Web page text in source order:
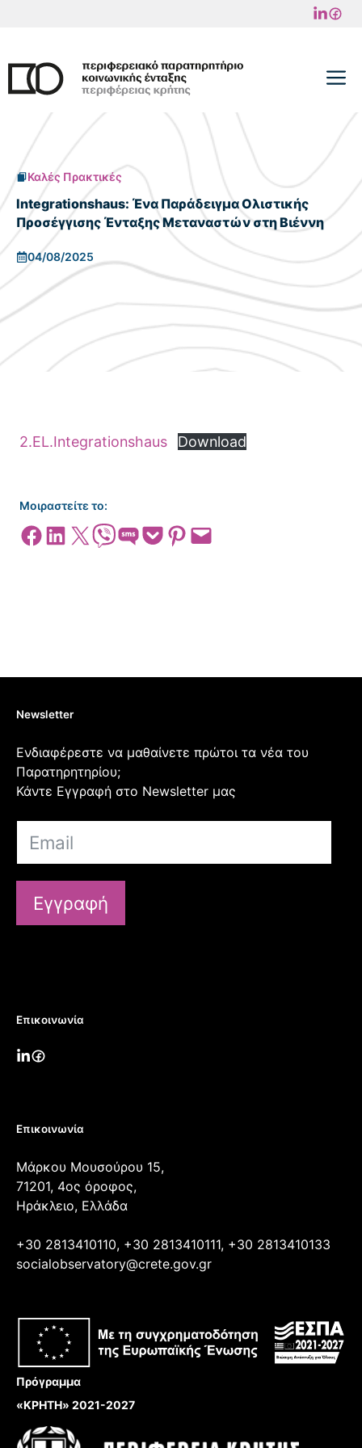
περιεχόμενο
Καλές Πρακτικές
Integrationshaus: Ένα Παράδειγμα Ολιστικής
Προσέγγισης Ένταξης Μεταναστών στη Βιέννη
04/08/2025
2.EL.Integrationshaus Download
Μοιραστείτε το:
Share on Facebook
Share on LinkedIn
Share on X Share on ViberShare on SMSShare on Pocket
Share on Pinterest
Email this Page
Newsletter
Ενδιαφέρεστε να μαθαίνετε πρώτοι τα νέα του
Παρατηρητηρίου;
Κάντε Εγγραφή στο Newsletter μας
Εγγραφή
Επικοινωνία
Επικοινωνία
Μάρκου Μουσούρου 15,
71201, 4ος όροφος,
Ηράκλειο, Ελλάδα
+30 2813410110, +30 2813410111, +30 2813410133
socialobservatory@crete.gov.gr
Πρόγραμμα
«ΚΡΗΤΗ» 2021-2027